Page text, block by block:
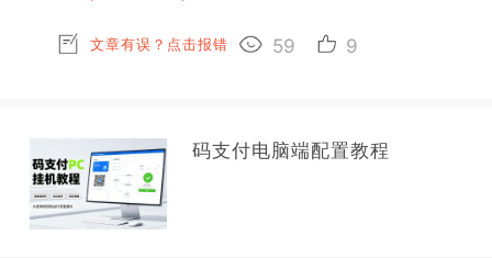
文章有误？点击报错 59 9
码支付电脑端配置教程